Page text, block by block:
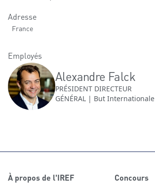
Adresse
France
Employés
Alexandre Falck
PRÉSIDENT DIRECTEUR
GÉNÉRAL | But Internationale
À propos de l'IREF Concours